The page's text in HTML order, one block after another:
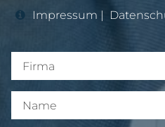
Impressum |